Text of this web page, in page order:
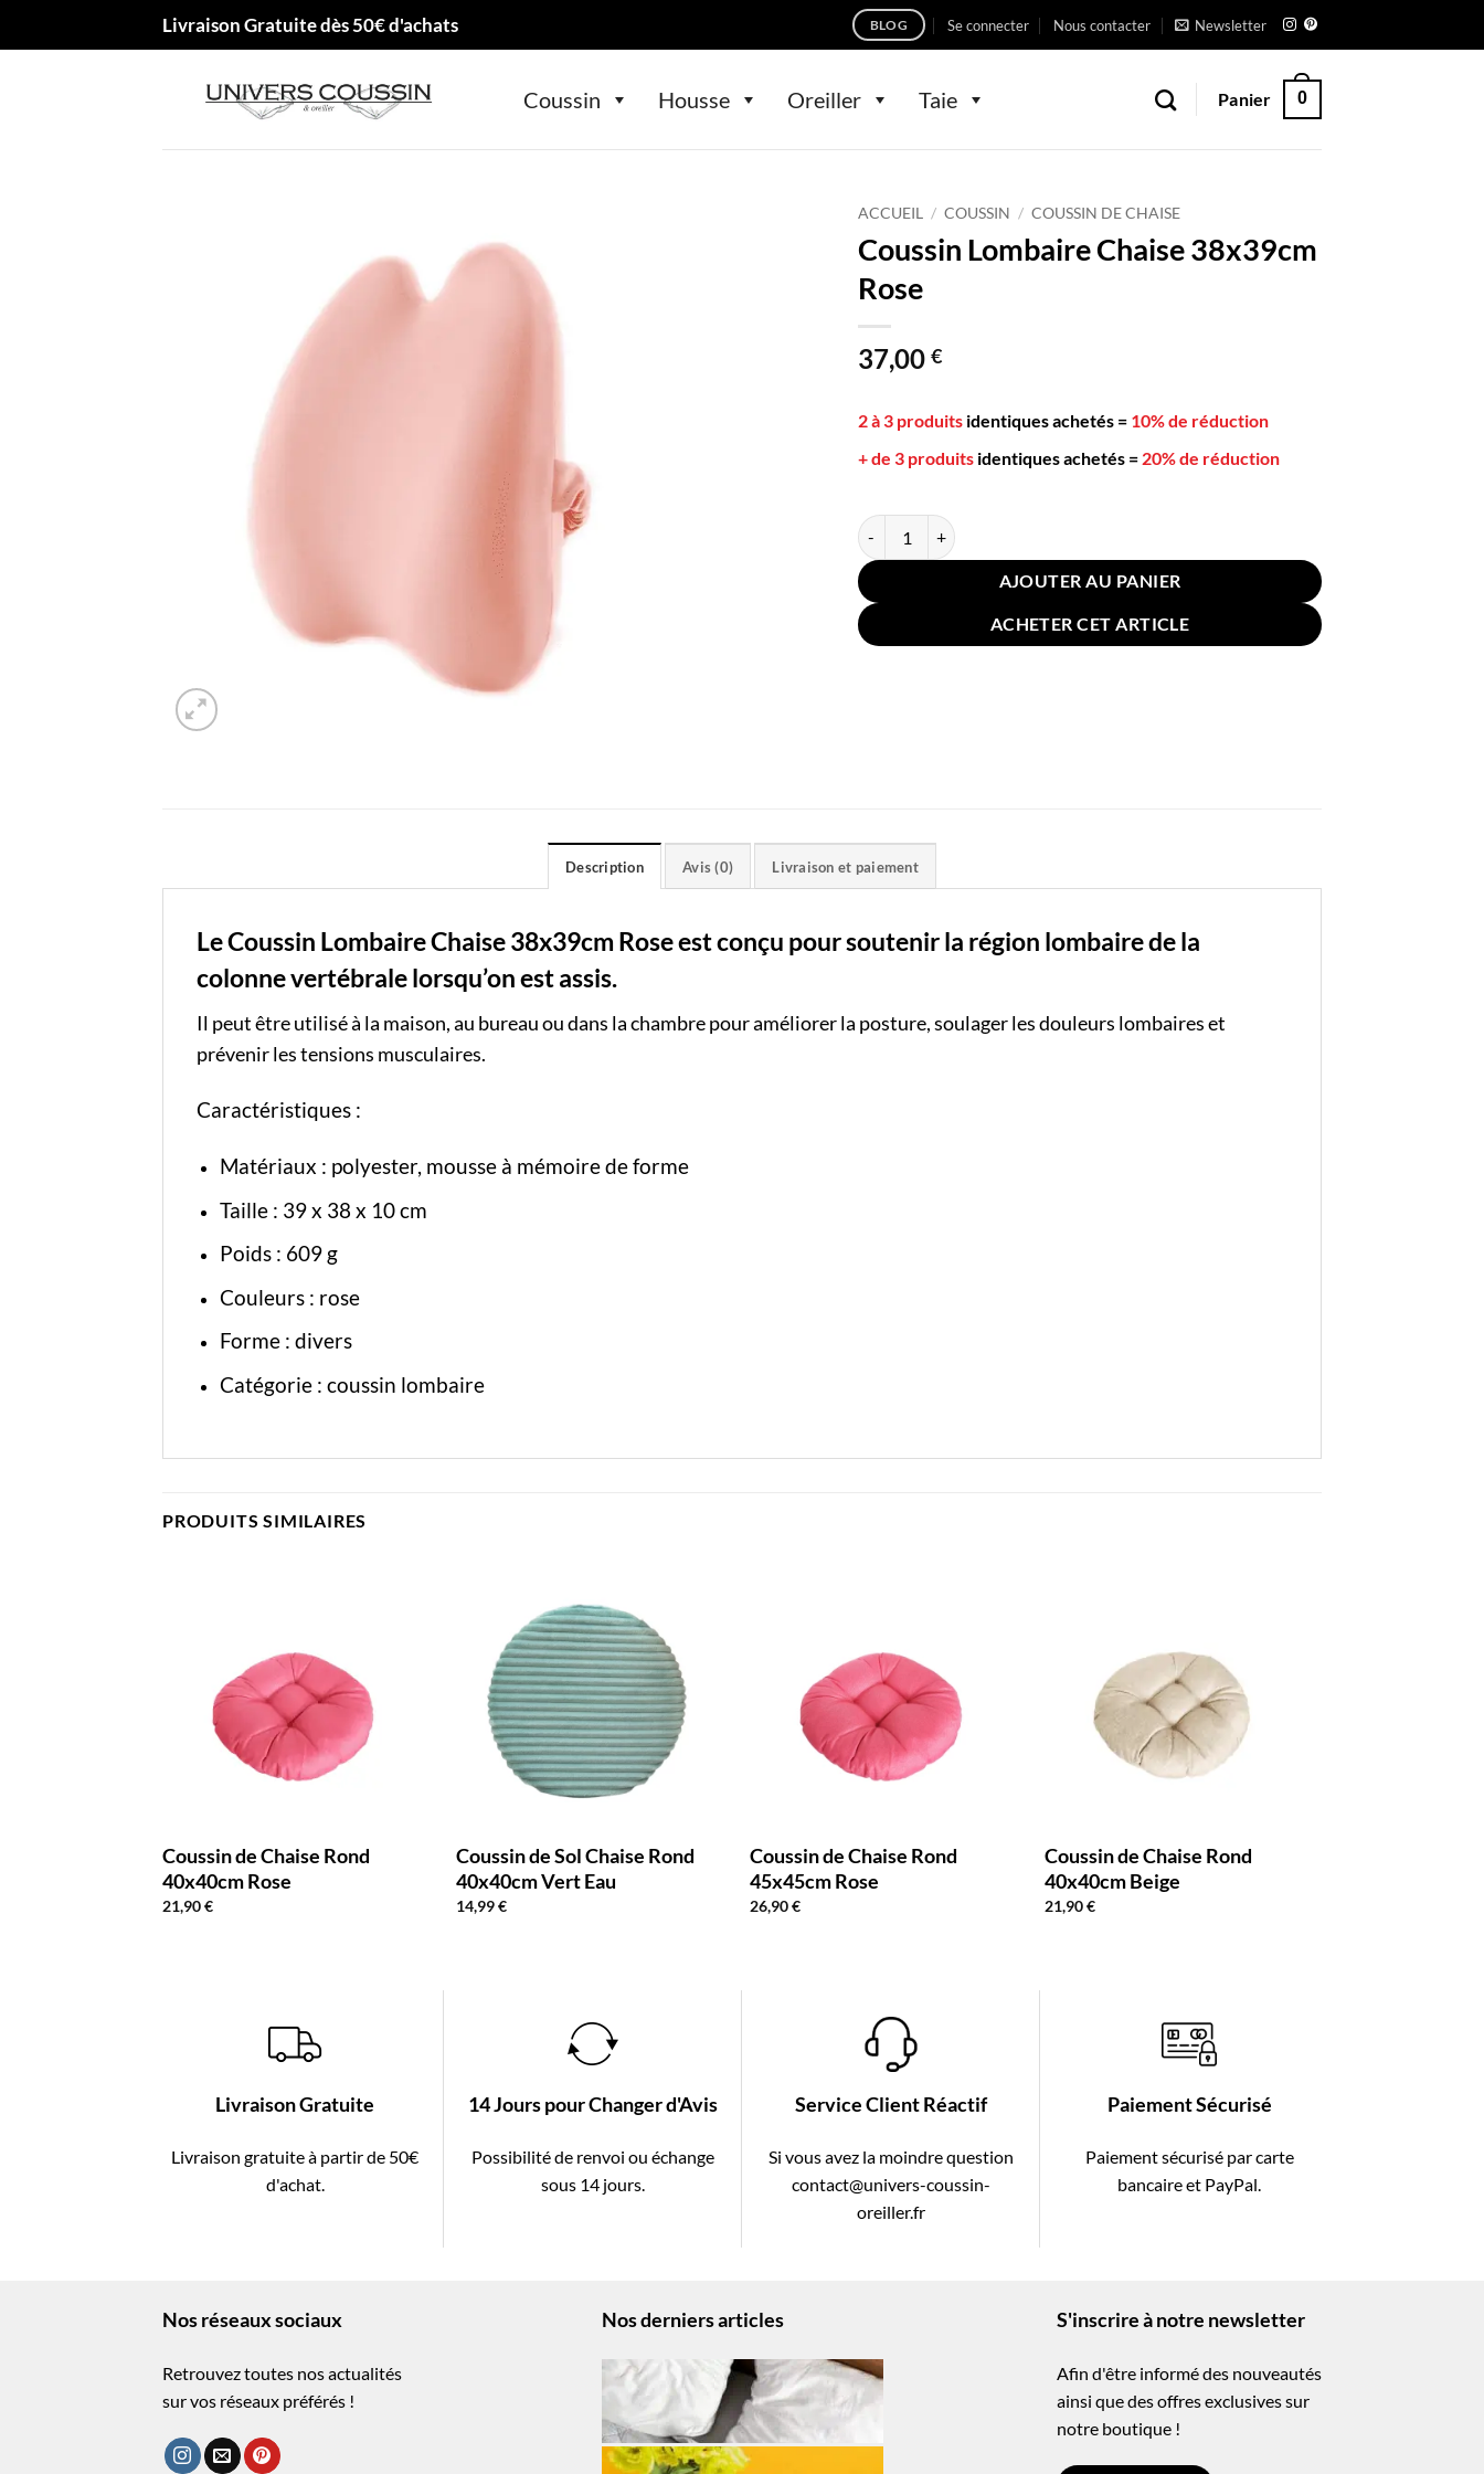
Livraison Gratuite dès 50€ d'achats BLOG Se connecter Nous contacter Newsletter
Coussin Housse Oreiller Taie Panier 0
ACCUEIL / COUSSIN / COUSSIN DE CHAISE
Coussin Lombaire Chaise 38x39cm
Rose
37,00 €
2 à 3 produits identiques achetés = 10% de réduction
+ de 3 produits identiques achetés = 20% de réduction
quantité de Coussin Lombaire Chaise 38x39cm Rose
AJOUTER AU PANIER
ACHETER CET ARTICLE
Description Avis (0) Livraison et paiement
Le Coussin Lombaire Chaise 38x39cm Rose est conçu pour soutenir la région lombaire de la
colonne vertébrale lorsqu’on est assis.
Il peut être utilisé à la maison, au bureau ou dans la chambre pour améliorer la posture, soulager les douleurs lombaires et
prévenir les tensions musculaires.
Caractéristiques :
Matériaux : polyester, mousse à mémoire de forme
Taille : 39 x 38 x 10 cm
Poids : 609 g
Couleurs : rose
Forme : divers
Catégorie : coussin lombaire
PRODUITS SIMILAIRES
Coussin de Chaise Rond
40x40cm Rose
21,90€
Coussin de Sol Chaise Rond
40x40cm Vert Eau
14,99€
Coussin de Chaise Rond
45x45cm Rose
26,90€
Coussin de Chaise Rond
40x40cm Beige
21,90€
Livraison Gratuite
Livraison gratuite à partir de 50€
d'achat.
14 Jours pour Changer d'Avis
Possibilité de renvoi ou échange
sous 14 jours.
Service Client Réactif
Si vous avez la moindre question
contact@univers-coussin-
oreiller.fr
Paiement Sécurisé
Paiement sécurisé par carte
bancaire et PayPal.
Nos réseaux sociaux
Retrouvez toutes nos actualités
sur vos réseaux préférés !
Nos derniers articles S'inscrire à notre newsletter
Afin d'être informé des nouveautés
ainsi que des offres exclusives sur
notre boutique !